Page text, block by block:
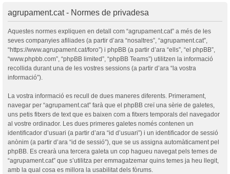
agrupament.cat - Normes de privadesa
Aquestes normes expliquen en detall com “agrupament.cat” a més de les
seves companyies afiliades (a partir d’ara “nosaltres”, “agrupament.cat”,
“https://www.agrupament.cat/foro”) i phpBB (a partir d’ara “ells”, “el phpBB”,
“www.phpbb.com”, “phpBB limited”, “phpBB Teams”) utilitzen la informació
recollida durant una de les vostres sessions (a partir d’ara “la vostra
informació”).
La vostra informació es recull de dues maneres diferents. Primerament,
navegar per “agrupament.cat” farà que el phpBB creï una sèrie de galetes,
uns petis fitxers de text que es baixen com a fitxers temporals del navegador
al vostre ordinador. Les dues primeres galetes només contenen un
identificador d’usuari (a partir d’ara “id d’usuari”) i un identificador de sessió
anònim (a partir d’ara “id de sessió”), que se us assigna automàticament pel
phpBB. Es crearà una tercera galeta un cop hagueu navegat pels temes de
“agrupament.cat” que s’utilitza per emmagatzemar quins temes ja heu llegit,
amb la qual cosa es millora la usabilitat dels fòrums.